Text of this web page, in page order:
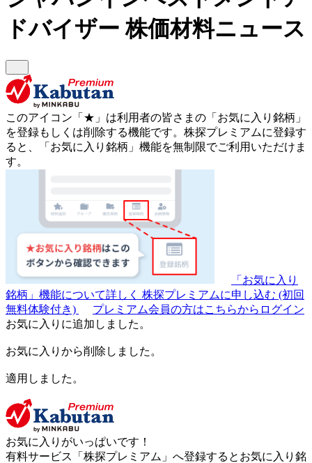
ドバイザー株価材料ニュース
このアイコン 「★」 は利用者の皆さまの 「お気に入り銘柄」
を登録もしくは削除する機能です。 株探プレミアムに登録す
ると、「お気に入り銘柄」機能を無制限でご利用いただけま
す。
「お気に入り
銘柄」機能について詳しく 株探プレミアムに申し込む (初回
無料体験付き)
プレミアム会員の方はこちらからログイン
お気に入りに追加しました。
お気に入りから削除しました。
適用しました。
お気に入りがいっぱいです！
有料サービス「株探プレミアム」へ登録するとお気に入り銘